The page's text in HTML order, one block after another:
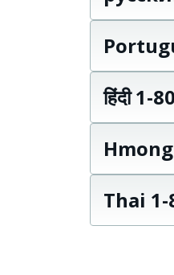
हिंदी 1-
Thai 1-